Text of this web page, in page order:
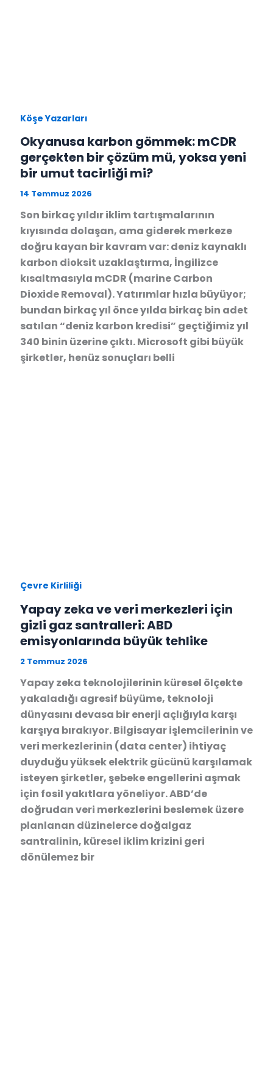
Köşe Yazarları
Okyanusa karbon gömmek: mCDR
gerçekten bir çözüm mü, yoksa yeni
bir umut tacirliği mi?
14 Temmuz 2026
Son birkaç yıldır iklim tartışmalarının
kıyısında dolaşan, ama giderek merkeze
doğru kayan bir kavram var: deniz kaynaklı
karbon dioksit uzaklaştırma, İngilizce
kısaltmasıyla mCDR (marine Carbon
Dioxide Removal). Yatırımlar hızla büyüyor;
bundan birkaç yıl önce yılda birkaç bin adet
satılan “deniz karbon kredisi” geçtiğimiz yıl
340 binin üzerine çıktı. Microsoft gibi büyük
şirketler, henüz sonuçları belli
Çevre Kirliliği
Yapay zeka ve veri merkezleri için
gizli gaz santralleri: ABD
emisyonlarında büyük tehlike
2 Temmuz 2026
Yapay zeka teknolojilerinin küresel ölçekte
yakaladığı agresif büyüme, teknoloji
dünyasını devasa bir enerji açlığıyla karşı
karşıya bırakıyor. Bilgisayar işlemcilerinin ve
veri merkezlerinin (data center) ihtiyaç
duyduğu yüksek elektrik gücünü karşılamak
isteyen şirketler, şebeke engellerini aşmak
için fosil yakıtlara yöneliyor. ABD’de
doğrudan veri merkezlerini beslemek üzere
planlanan düzinelerce doğalgaz
santralinin, küresel iklim krizini geri
dönülemez bir